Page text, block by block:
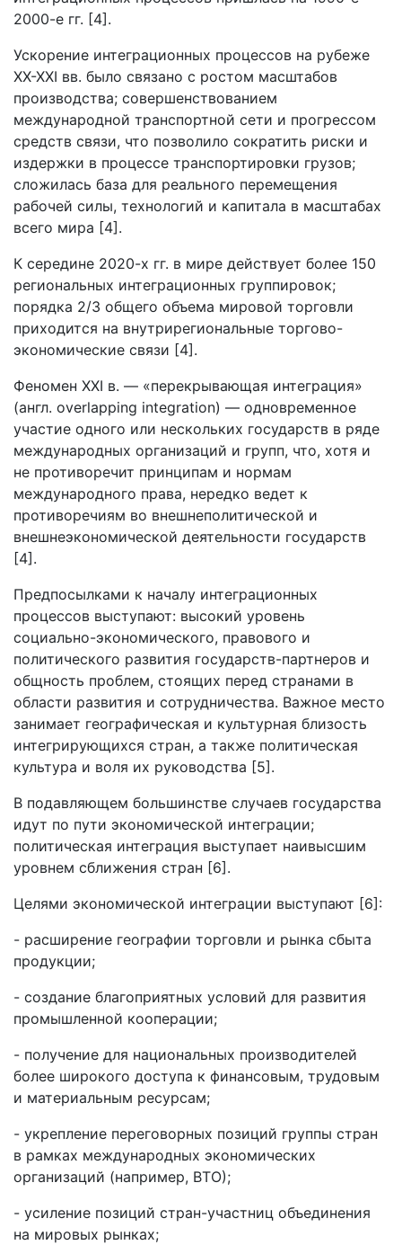
2000-е гг. [4].
Ускорение интеграционных процессов на рубеже
XX-XXI вв. было связано с ростом масштабов
производства; совершенствованием
международной транспортной сети и прогрессом
средств связи, что позволило сократить риски и
издержки в процессе транспортировки грузов;
сложилась база для реального перемещения
рабочей силы, технологий и капитала в масштабах
всего мира [4].
К середине 2020-х гг. в мире действует более 150
региональных интеграционных группировок;
порядка 2/3 общего объема мировой торговли
приходится на внутрирегиональные торгово-
экономические связи [4].
Феномен XXI в. — «перекрывающая интеграция»
(англ. overlapping integration) — одновременное
участие одного или нескольких государств в ряде
международных организаций и групп, что, хотя и
не противоречит принципам и нормам
международного права, нередко ведет к
противоречиям во внешнеполитической и
внешнеэкономической деятельности государств
[4].
Предпосылками к началу интеграционных
процессов выступают: высокий уровень
социально-экономического, правового и
политического развития государств-партнеров и
общность проблем, стоящих перед странами в
области развития и сотрудничества. Важное место
занимает географическая и культурная близость
интегрирующихся стран, а также политическая
культура и воля их руководства [5].
В подавляющем большинстве случаев государства
идут по пути экономической интеграции;
политическая интеграция выступает наивысшим
уровнем сближения стран [6].
Целями экономической интеграции выступают [6]:
- расширение географии торговли и рынка сбыта
продукции;
- создание благоприятных условий для развития
промышленной кооперации;
- получение для национальных производителей
более широкого доступа к финансовым, трудовым
и материальным ресурсам;
- укрепление переговорных позиций группы стран
в рамках международных экономических
организаций (например, ВТО);
- усиление позиций стран-участниц объединения
на мировых рынках;